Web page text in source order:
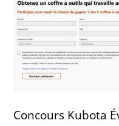
Concours Kubota